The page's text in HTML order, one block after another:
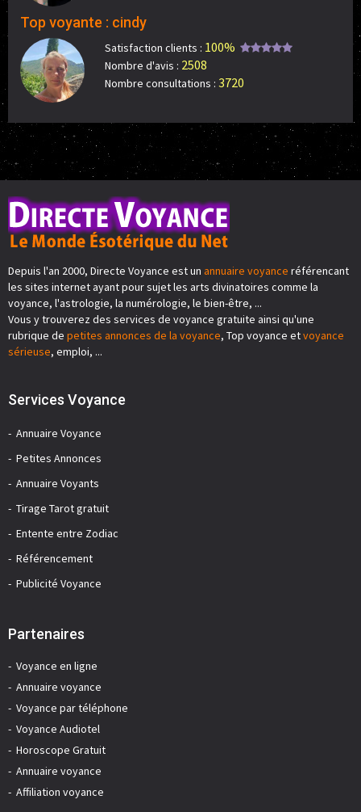
Top voyante : cindy
Satisfaction clients : 100%
Nombre d'avis : 2508
Nombre consultations : 3720
Depuis l'an 2000, Directe Voyance est un annuaire voyance référencant
les sites internet ayant pour sujet les arts divinatoires comme la
voyance, l'astrologie, la numérologie, le bien-être, ...
Vous y trouverez des services de voyance gratuite ainsi qu'une
rubrique de petites annonces de la voyance, Top voyance etvoyance
sérieuse, emploi, ...
Services Voyance
Annuaire Voyance
Petites Annonces
Annuaire Voyants
Tirage Tarot gratuit
Entente entre Zodiac
Référencement
Publicité Voyance
Partenaires
Voyance en ligne
Annuaire voyance
Voyance par téléphone
Voyance Audiotel
Horoscope Gratuit
Annuaire voyance
Affiliation voyance